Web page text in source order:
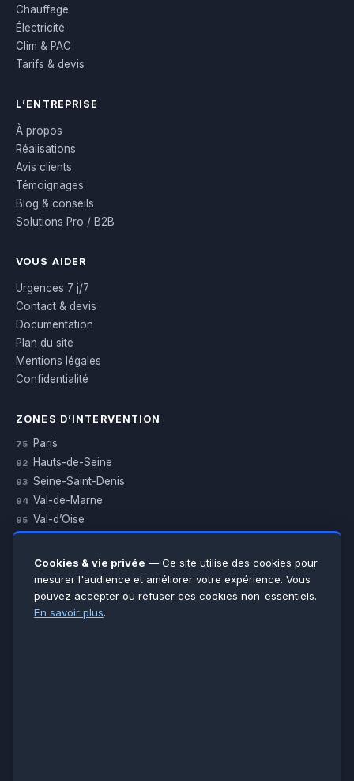
Chauffage
Électricité
Clim & PAC
Tarifs & devis
L’ENTREPRISE
À propos
Réalisations
Avis clients
Témoignages
Blog & conseils
Solutions Pro / B2B
VOUS AIDER
Urgences 7 j/7
Contact & devis
Documentation
Plan du site
Mentions légales
Confidentialité
ZONES D’INTERVENTION
75 Paris
92 Hauts-de-Seine
93 Seine-Saint-Denis
94 Val-de-Marne
95 Val-d’Oise
Essonne
Seine-et-Marne
Voir toutes les villes →
Cookies & vie privée — Ce site utilise des cookies pour
mesurer l'audience et améliorer votre expérience. Vous
pouvez accepter ou refuser ces cookies non-essentiels.
En savoir plus.